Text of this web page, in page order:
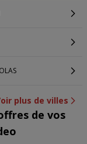
plus de villes
de vos